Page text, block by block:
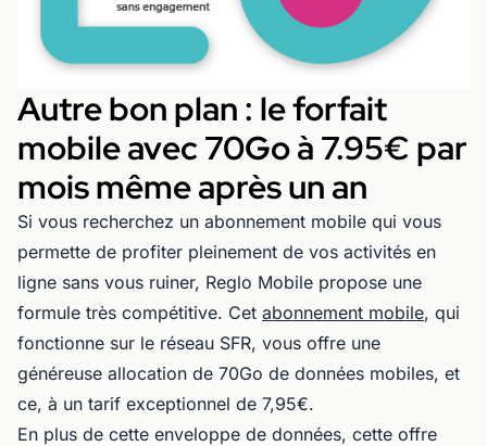
Autre bon plan : le forfait
mobile avec 70Go à 7.95€ par
mois même après un an
Si vous recherchez un abonnement mobile qui vous
permette de profiter pleinement de vos activités en
ligne sans vous ruiner, Reglo Mobile propose une
formule très compétitive. Cet abonnement mobile, qui
fonctionne sur le réseau SFR, vous offre une
généreuse allocation de 70Go de données mobiles, et
ce, à un tarif exceptionnel de 7,95€.
En plus de cette enveloppe de données, cette offre